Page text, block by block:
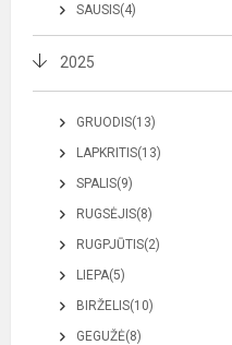
SAUSIS(4)
2025
GRUODIS(13)
LAPKRITIS(13)
SPALIS(9)
RUGSĖJIS(8)
RUGPJŪTIS(2)
LIEPA(5)
BIRŽELIS(10)
GEGUŽĖ(8)